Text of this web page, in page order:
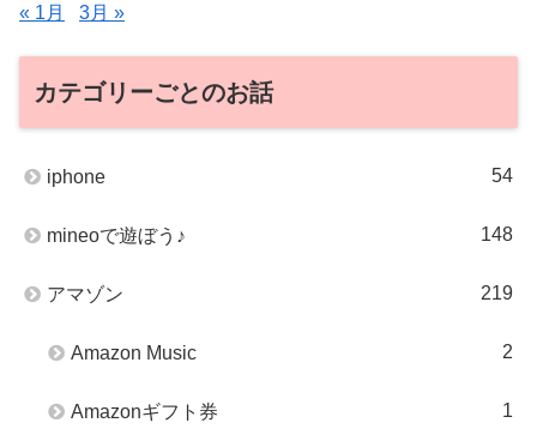
« 1月 3月 »
カテゴリーごとのお話
iphone 54
mineoで遊ぼう♪ 148
アマゾン 219
Amazon Music 2
Amazonギフト券 1